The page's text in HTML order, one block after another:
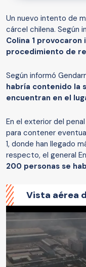
Un nuevo intento de
cárcel chilena. Según
Colina 1
procedimiento de
Según informó
habría contenido la
encuentran en el
En el exterior del
para contener
1, donde han llegado
respecto, el general
200 personas se
Vista aérea